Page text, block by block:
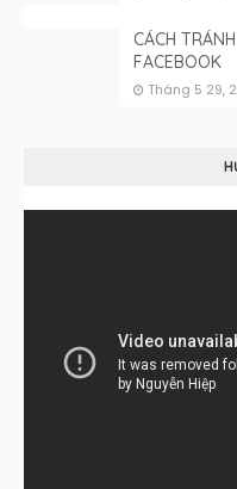
CÁCH
FACEBOOK
Tháng 5 29,